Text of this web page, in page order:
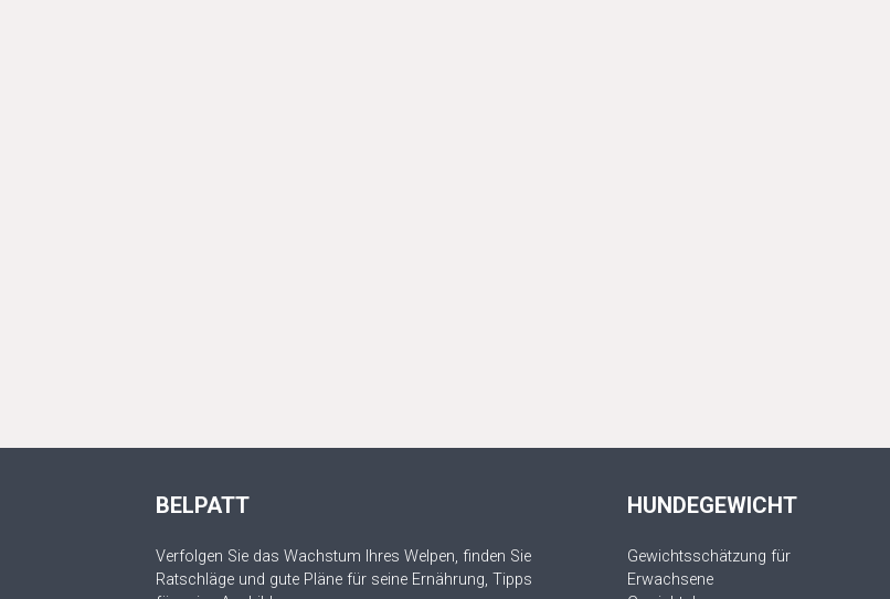
BELPATT
Verfolgen Sie das Wachstum Ihres Welpen, finden Sie
Ratschläge und gute Pläne für seine Ernährung, Tipps
HUNDEGEWICHT
Gewichtsschätzung für
Erwachsene